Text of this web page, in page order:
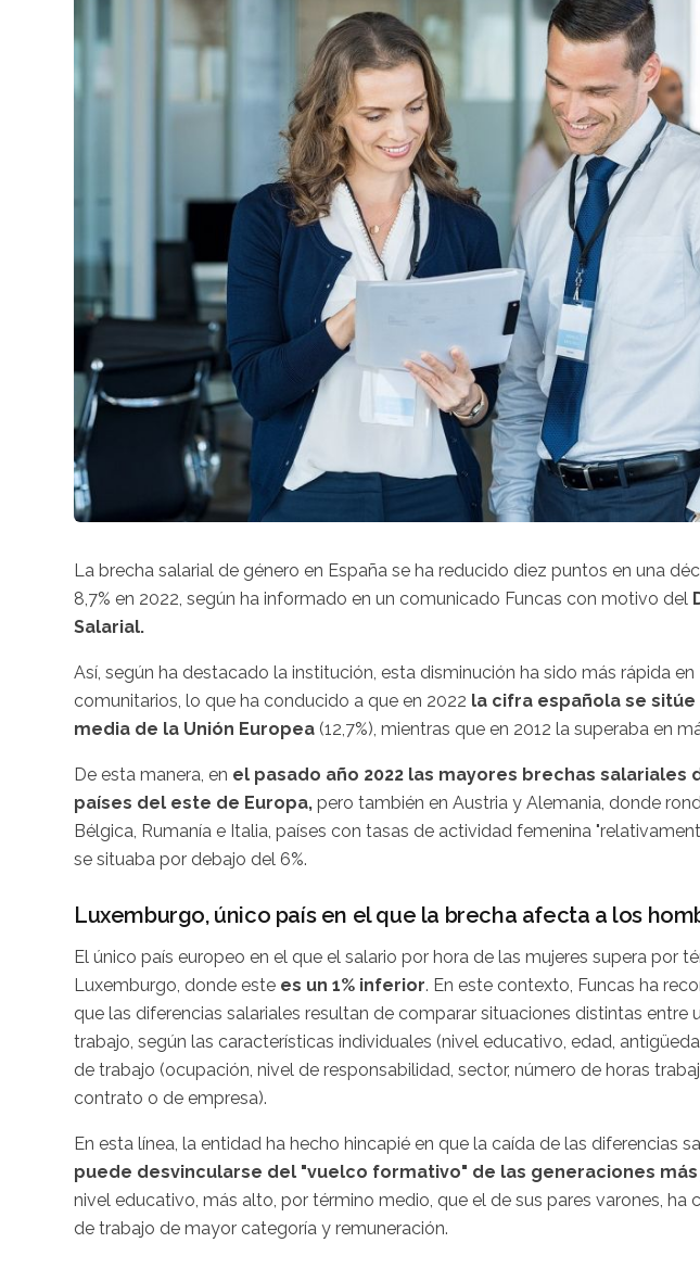
La brecha salarial de género en España se ha reducido diez puntos en una
8,7% en 2022, según ha informado en un comunicado Funcas con motivo del
Salarial.
Así, según ha destacado la institución, esta disminución ha sido más rápida
comunitarios, lo que ha conducido a que en 2022 la cifra española se
media de la Unión Europea (12,7%), mientras que en 2012 la superaba en
De esta manera, en el pasado año 2022 las mayores brechas
países del este de Europa, pero también en Austria y Alemania, donde
Bélgica, Rumanía e Italia, países con tasas de actividad femenina
se situaba por debajo del 6%.
Luxemburgo, único país en el que la brecha afecta a los
El único país europeo en el que el salario por hora de las mujeres supera por
Luxemburgo, donde este es un 1% inferior. En este contexto, Funcas ha
que las diferencias salariales resultan de comparar situaciones distintas entre
trabajo, según las características individuales (nivel educativo, edad,
de trabajo (ocupación, nivel de responsabilidad, sector, número de horas
contrato o de empresa).
En esta línea, la entidad ha hecho hincapié en que la caída de las diferencias
puede desvincularse del "vuelco formativo" de las generaciones
nivel educativo, más alto, por término medio, que el de sus pares varones, ha
de trabajo de mayor categoría y remuneración.